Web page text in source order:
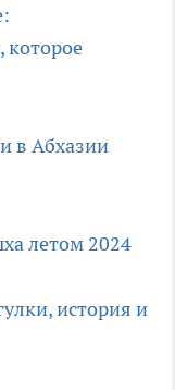
которое
в Абхазии
летом 2024
история и